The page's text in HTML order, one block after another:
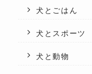
犬とごはん
犬とスポーツ
犬と動物